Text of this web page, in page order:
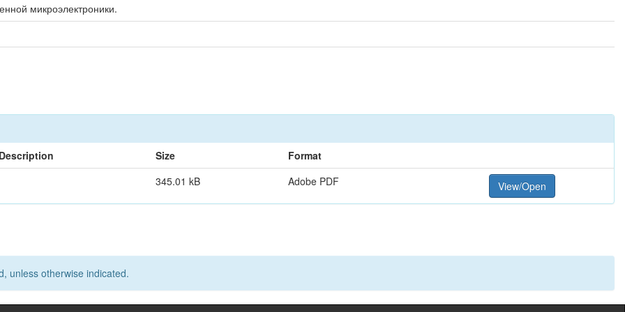
микроэлектроники.
Size
Format
345.01 kB
Adobe PDF View/Open
unless otherwise indicated.